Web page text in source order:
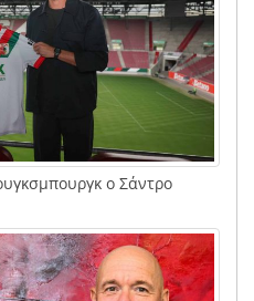
ο Σάντρο